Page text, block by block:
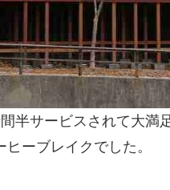
半サービスされて大満足
ヒーブレイクでした。